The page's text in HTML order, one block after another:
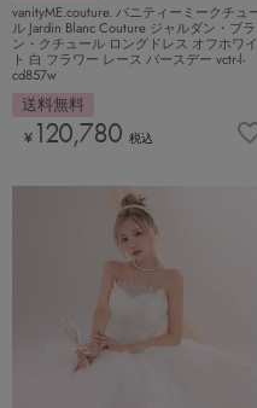
vanityME.couture. バニティーミークチュ
ル Jardin Blanc Couture ジャルダン・ブラ
ン・クチュール ロングドレス オフホワイ
ト 白 フラワー レース バースデー vctr-l-
cd857w
送料無料
¥ 120,780 税込